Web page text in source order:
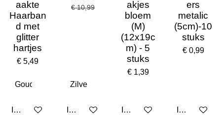
aakte
Haarban
d met
glitter
hartjes
€ 5,49
In winkelwagen
€ 10,99
In winkelwagen
akjes
bloem
(M)
(12x19c
m) - 5
stuks
€ 1,39
In winkelwagen
ers
metalic
(5cm)-10
stuks
€ 0,99
In